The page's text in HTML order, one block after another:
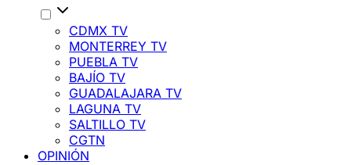
CDMX TV
MONTERREY TV
PUEBLA TV
BAJÍO TV
GUADALAJARA TV
LAGUNA TV
SALTILLO TV
CGTN
OPINIÓN